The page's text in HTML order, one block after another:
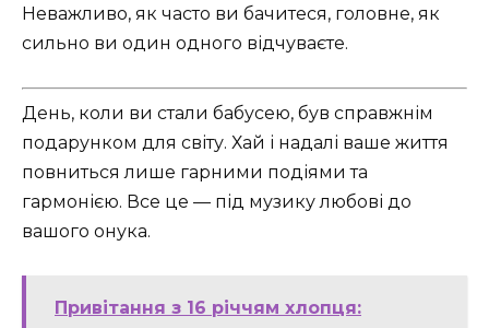
Неважливо, як часто ви бачитеся, головне, як
сильно ви один одного відчуваєте.
День, коли ви стали бабусею, був справжнім
подарунком для світу. Хай і надалі ваше життя
повниться лише гарними подіями та
гармонією. Все це — під музику любові до
вашого онука.
Привітання з 16 річчям хлопця: